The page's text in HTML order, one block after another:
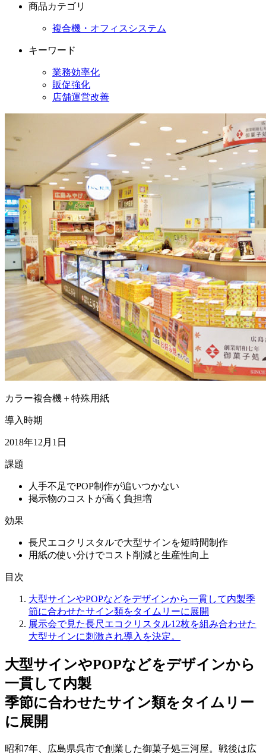
商品カテゴリ
複合機・オフィスシステム
キーワード
業務効率化
販促強化
店舗運営改善
カラー複合機＋特殊用紙
導入時期
2018年12月1日
課題
人手不足でPOP制作が追いつかない
掲示物のコストが高く負担増
効果
長尺エコクリスタルで大型サインを短時間制作
用紙の使い分けでコスト削減と生産性向上
目次
大型サインやPOPなどをデザインから一貫して内製季
節に合わせたサイン類をタイムリーに展開
展示会で見た長尺エコクリスタル12枚を組み合わせた
大型サインに刺激され導入を決定。
大型サインやPOPなどをデザインから
一貫して内製
季節に合わせたサイン類をタイムリー
に展開
昭和7年、広島県呉市で創業した御菓子処三河屋。戦後は広